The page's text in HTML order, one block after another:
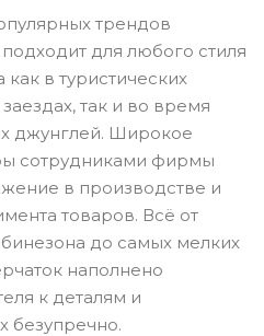
трендов
для любого стиля
как в туристических
так и во время
джунглей. Широкое
сотрудниками фирмы
в производстве и
товаров. Всё от
до самых мелких
наполнено
к деталям и
безупречно.